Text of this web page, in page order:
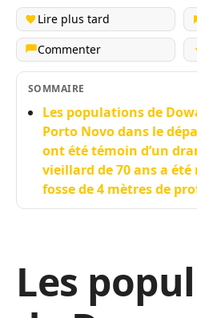
Lire plus tard
Commenter
SOMMAIRE
Les populations de
Porto Novo dans le
ont été témoin d’un
vieillard de 70 ans a
fosse de 4 mètres de
Les